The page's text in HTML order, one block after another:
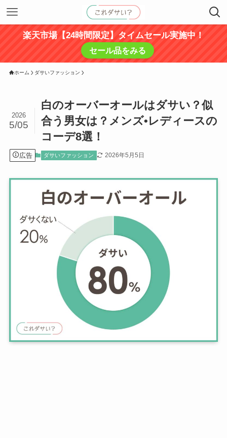
楽天市場【24時間限定】タイムセール実施中！
セール品をみる
ホーム ダサいファッション
白のオーバーオールはダサい？似
合う男女は？メンズ•レディースの
コーデ8選！
2026
5/05
広告 ダサいファッション 2026年5月5日